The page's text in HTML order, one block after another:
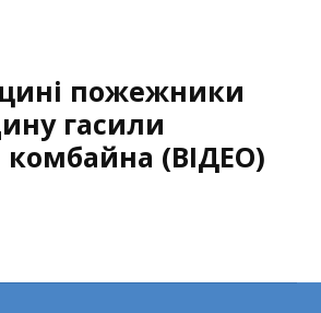
пожежники
гасили
(ВІДЕО)